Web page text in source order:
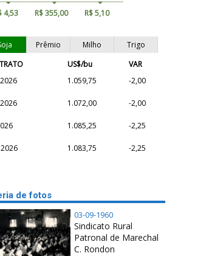
4,53 R$ 355,00 R$ 5,10
Prêmio Milho
Trigo
US$/bu
VAR
1.059,75 -2,00
1.072,00 -2,00
1.085,25 -2,25
1.083,75 -2,25
de fotos
03-09-1960
Sindicato Rural
Patronal de Marechal
C. Rondon